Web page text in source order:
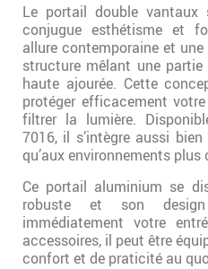
Le portail double vantaux
conjugue esthétisme et
allure contemporaine et
structure mêlant une
haute ajourée. Cette
protéger efficacement
filtrer la lumière.
7016, il s’intègre aussi
qu’aux environnements plus
Ce portail aluminium se
robuste et son
immédiatement votre
accessoires, il peut être
confort et de praticité au